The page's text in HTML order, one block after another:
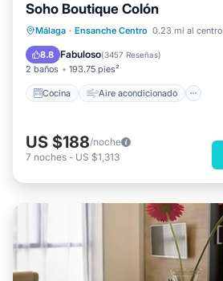
Soho Boutique Colón
Málaga · Ensanche Centro 0.23 mi al centro
8.8 Fabuloso(3457 Reseñas)
2 baños 193.75 pies²
Cocina Aire acondicionado
Cocina Aire acondicionado
Se admiten mascotas
US $188/noche
7 noches - US $1,313